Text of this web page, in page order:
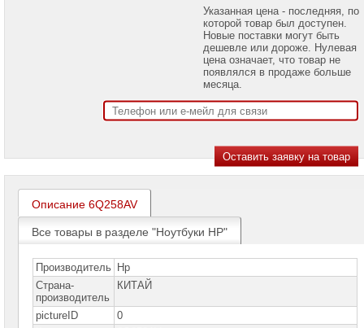
MSI
Ноутбуки
Acer
Ноутбуки
Asus
Ноутбуки
Dell
Указанная цена - последняя, по
которой товар был доступен.
Новые поставки могут быть
дешевле или дороже. Нулевая
цена означает, что товар не
появлялся в продаже больше
месяца.
Описание 6Q258AV
Все товары в разделе "Ноутбуки HP"
Производитель
Hp
Страна-
производитель
КИТАЙ
pictureID
0